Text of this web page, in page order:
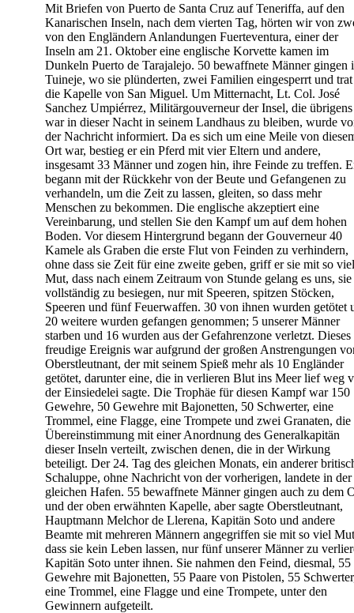
Mit Briefen von Puerto de Santa Cruz auf Teneriffa, auf den
Kanarischen Inseln, nach dem vierten Tag, hörten wir von
von den Engländern Anlandungen Fuerteventura, einer der
Inseln am 21. Oktober eine englische Korvette kamen im
Dunkeln Puerto de Tarajalejo. 50 bewaffnete Männer gingen
Tuineje, wo sie plünderten, zwei Familien eingesperrt und
die Kapelle von San Miguel. Um Mitternacht, Lt. Col. José
Sanchez Umpiérrez, Militärgouverneur der Insel, die übrigens
war in dieser Nacht in seinem Landhaus zu bleiben, wurde
der Nachricht informiert. Da es sich um eine Meile von
Ort war, bestieg er ein Pferd mit vier Eltern und andere,
insgesamt 33 Männer und zogen hin, ihre Feinde zu treffen.
begann mit der Rückkehr von der Beute und Gefangenen zu
verhandeln, um die Zeit zu lassen, gleiten, so dass mehr
Menschen zu bekommen. Die englische akzeptiert eine
Vereinbarung, und stellen Sie den Kampf um auf dem hohen
Boden. Vor diesem Hintergrund begann der Gouverneur 40
Kamele als Graben die erste Flut von Feinden zu verhindern,
ohne dass sie Zeit für eine zweite geben, griff er sie mit so viel
Mut, dass nach einem Zeitraum von Stunde gelang es uns, sie
vollständig zu besiegen, nur mit Speeren, spitzen Stöcken,
Speeren und fünf Feuerwaffen. 30 von ihnen wurden getötet
20 weitere wurden gefangen genommen; 5 unserer Männer
starben und 16 wurden aus der Gefahrenzone verletzt. Dieses
freudige Ereignis war aufgrund der großen Anstrengungen
Oberstleutnant, der mit seinem Spieß mehr als 10 Engländer
getötet, darunter eine, die in verlieren Blut ins Meer lief weg
der Einsiedelei sagte. Die Trophäe für diesen Kampf war 150
Gewehre, 50 Gewehre mit Bajonetten, 50 Schwerter, eine
Trommel, eine Flagge, eine Trompete und zwei Granaten, die
Übereinstimmung mit einer Anordnung des Generalkapitän
dieser Inseln verteilt, zwischen denen, die in der Wirkung
beteiligt. Der 24. Tag des gleichen Monats, ein anderer
Schaluppe, ohne Nachricht von der vorherigen, landete in der
gleichen Hafen. 55 bewaffnete Männer gingen auch zu dem
und der oben erwähnten Kapelle, aber sagte Oberstleutnant,
Hauptmann Melchor de Llerena, Kapitän Soto und andere
Beamte mit mehreren Männern angegriffen sie mit so viel
dass sie kein Leben lassen, nur fünf unserer Männer zu
Kapitän Soto unter ihnen. Sie nahmen den Feind, diesmal, 55
Gewehre mit Bajonetten, 55 Paare von Pistolen, 55
eine Trommel, eine Flagge und eine Trompete, unter den
Gewinnern aufgeteilt.